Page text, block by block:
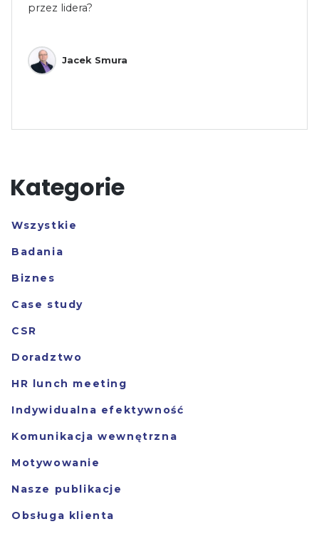
przez lidera?
Jacek Smura
Kategorie
Wszystkie
Badania
Biznes
Case study
CSR
Doradztwo
HR lunch meeting
Indywidualna efektywność
Komunikacja wewnętrzna
Motywowanie
Nasze publikacje
Obsługa klienta